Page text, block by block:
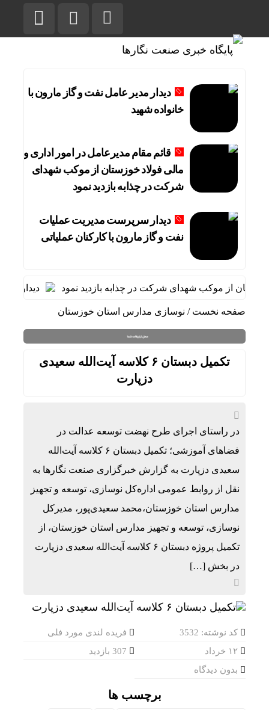
دیدار مدیر عامل نفت و گاز مارون با
خانواده شهید
قائم مقام مدیرعامل در امور اداری و
مالی فولاد خوزستان از موکب شهدای
شرکت در چذابه بازدید نمود
دیدار سرپرست مدیریت عملیات
نفت و گاز مارون با کارکنان عملیاتی
از موکب شهدای شرکت در چذابه بازدید نمود دیدار
صفحه نخست / نوسازی مدارس استان خوزستان
تکمیل دبستان ۶ کلاسه آیت‌الله سعیدی
دزپارت
در راستای اجرای طرح نهضت توسعه عدالت در
فضاهای آموزشی؛ تکمیل دبستان ۶ کلاسه آیت‌الله
سعیدی دزپارت به گزارش خبرگزاری صنعت نگارها به
نقل از روابط عمومی اداره‌کل نوسازی، توسعه و تجهیز
مدارس استان خوزستان،محمد سعیدی‌پور، مدیرکل
نوسازی، توسعه و تجهیز مدارس استان خوزستان، از
تکمیل پروژه دبستان ۶ کلاسه آیت‌الله سعیدی دزپارت
در بخش […]
کد نوشته: 3532
فریده لندی مورد فلی
بدون دیدگاه
برچسب ها